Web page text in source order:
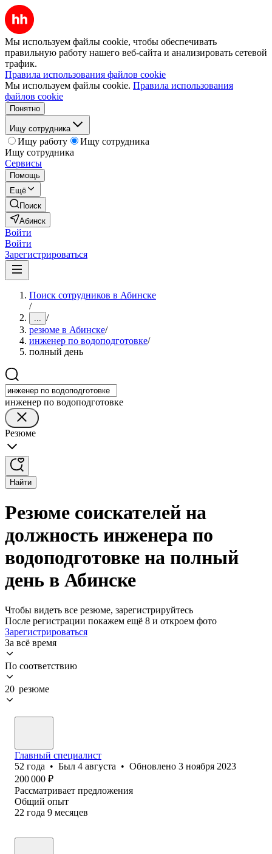
Мы используем файлы cookie, чтобы обеспечивать
правильную работу нашего веб-сайта и анализировать сетевой
трафик.
Правила использования файлов cookie
Мы используем файлы cookie. Правила использования
файлов cookie
Понятно
Ищу сотрудника
Ищу работу
Ищу сотрудника
Ищу сотрудника
Сервисы
Помощь
Ещё
Поиск
Абинск
Войти
Войти
Зарегистрироваться
Поиск сотрудников в Абинске
/
... /
резюме в Абинске/
инженер по водоподготовке/
полный день
инженер по водоподготовке
Резюме
Найти
Резюме соискателей на
должность инженера по
водоподготовке на полный
день в Абинске
Чтобы видеть все резюме, зарегистрируйтесь
После регистрации покажем ещё 8 и откроем фото
Зарегистрироваться
За всё время
По соответствию
20 резюме
Главный специалист
52 года • Был 4 августа • Обновлено 3 ноября 2023
200 000 ₽
Рассматривает предложения
Общий опыт
22 года 9 месяцев